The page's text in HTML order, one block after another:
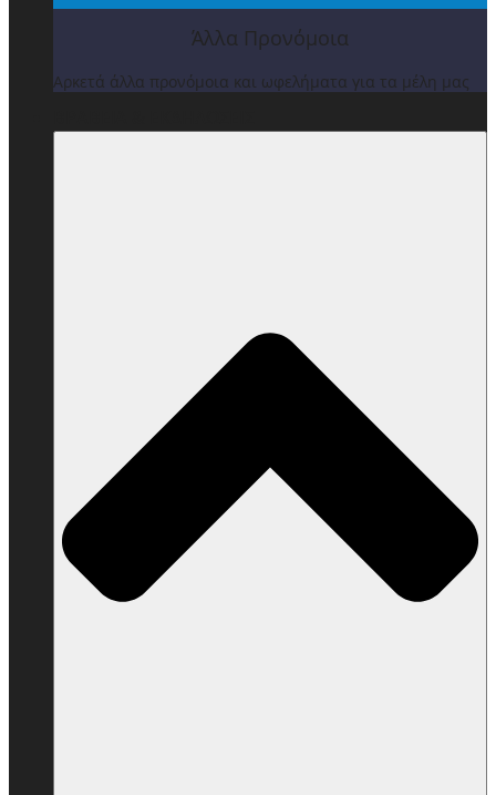
Άλλα Προνόμοια
Αρκετά άλλα προνόμοια και ωφελήματα για τα μέλη μας